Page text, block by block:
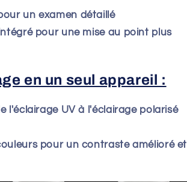
un examen détaillé
pour une mise au point plus
en un seul appareil :
l'éclairage UV à l'éclairage polarisé
pour un contraste amélioré et